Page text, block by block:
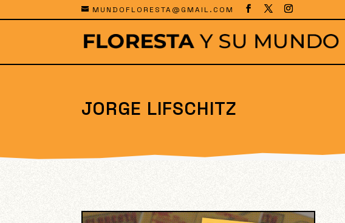
MUNDOFLORESTA@GMAIL.COM
JORGE LIFSCHITZ